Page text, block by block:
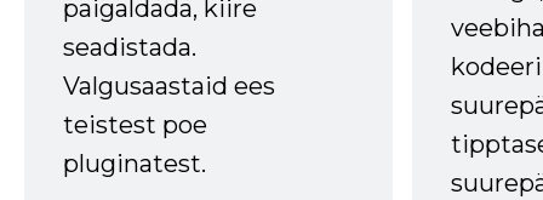
paigaldada, kiire
seadistada.
Valgusaastaid ees
teistest poe
pluginatest.